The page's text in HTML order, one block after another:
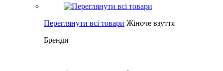
Переглянути всі товари Жіноче взуття
Бренди